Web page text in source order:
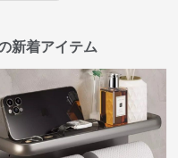
新着アイテム